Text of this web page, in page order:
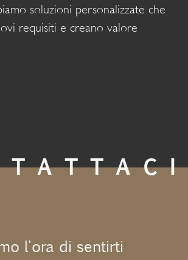
soluzioni personalizzate che
requisiti e creano valore
l'ora di sentirti